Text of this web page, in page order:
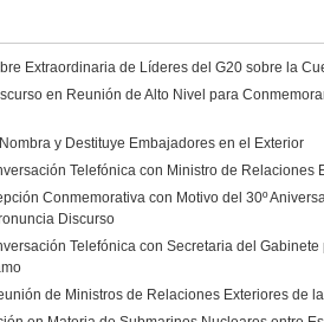
Extraordinaria de Líderes del G20 sobre la
en Reunión de Alto Nivel para
y Destituye Embajadores en el Exterior
Telefónica con Ministro de Relaciones
Conmemorativa con Motivo del 30º
Discurso
Telefónica con Secretaria del
de Ministros de Relaciones Exteriores de